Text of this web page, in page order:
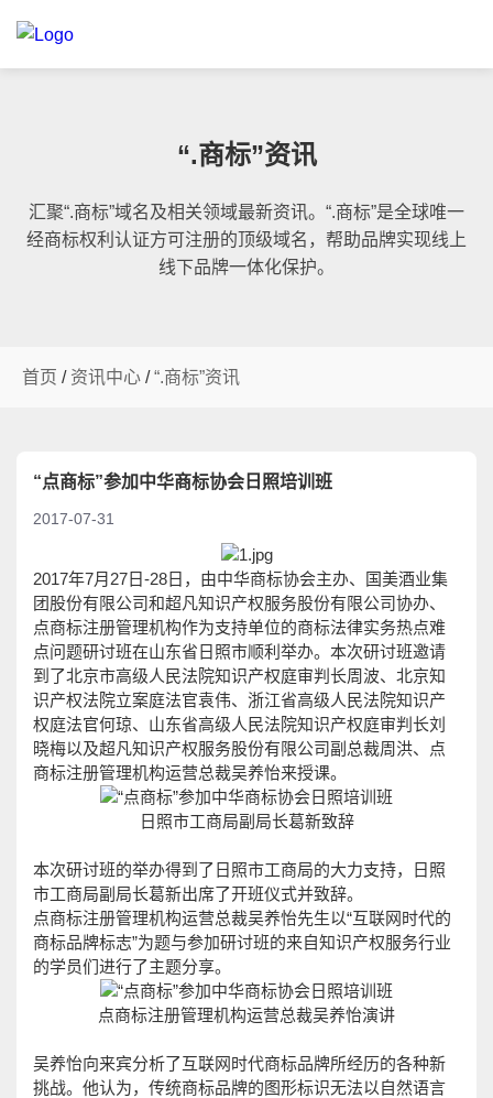
“.商标”资讯
汇聚“.商标”域名及相关领域最新资讯。“.商标”是全球唯一
经商标权利认证方可注册的顶级域名，帮助品牌实现线上
线下品牌一体化保护。
首页 / 资讯中心 /“.商标”资讯
“点商标”参加中华商标协会日照培训班
2017-07-31
2017年7月27日-28日，由中华商标协会主办、国美酒业集
团股份有限公司和超凡知识产权服务股份有限公司协办、
点商标注册管理机构作为支持单位的商标法律实务热点难
点问题研讨班在山东省日照市顺利举办。本次研讨班邀请
到了北京市高级人民法院知识产权庭审判长周波、北京知
识产权法院立案庭法官袁伟、浙江省高级人民法院知识产
权庭法官何琼、山东省高级人民法院知识产权庭审判长刘
晓梅以及超凡知识产权服务股份有限公司副总裁周洪、点
商标注册管理机构运营总裁吴养怡来授课。
日照市工商局副局长葛新致辞
本次研讨班的举办得到了日照市工商局的大力支持，日照
市工商局副局长葛新出席了开班仪式并致辞。
点商标注册管理机构运营总裁吴养怡先生以“互联网时代的
商标品牌标志”为题与参加研讨班的来自知识产权服务行业
的学员们进行了主题分享。
点商标注册管理机构运营总裁吴养怡演讲
吴养怡向来宾分析了互联网时代商标品牌所经历的各种新
挑战。他认为，传统商标品牌的图形标识无法以自然语言